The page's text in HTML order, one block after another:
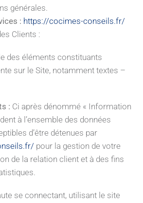
générales.
: https://cocimes-conseils.fr/
Clients :
des éléments constituants
sur le Site, notamment textes –
: Ci après dénommé « Information
à l’ensemble des données
d’être détenues par
pour la gestion de votre
de la relation client et à des fins
se connectant, utilisant le site